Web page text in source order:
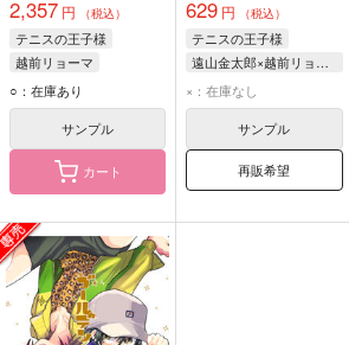
2,357 円 （税込）
テニスの王子様
越前リョーマ
○：在庫あり
サンプル
カート
629 円 （税込）
テニスの王子様
遠山金太郎×越前リョーマ
遠山金太郎
越前リョーマ
×：在庫なし
サンプル
再販希望